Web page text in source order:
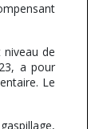
de
a pour
Le